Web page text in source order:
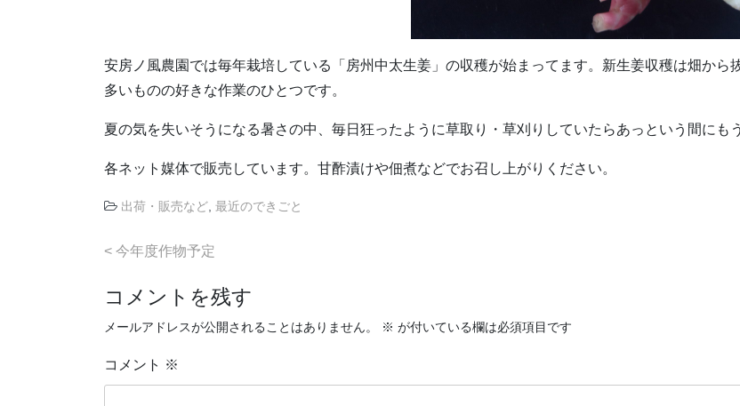
安房ノ風農園では毎年栽培している「房州中太生姜」の収穫が始まってます。新生姜収穫は畑か
多いものの好きな作業のひとつです。
夏の気を失いそうになる暑さの中、毎日狂ったように草取り・草刈りしていたらあっという間にも
各ネット媒体で販売しています。甘酢漬けや佃煮などでお召し上がりください。
出荷・販売など 最近のできごと
投
ナ
ビ
ゲ
ー
今年度作物予定
コメントを残す
メールアドレスが公開されることはありません。 ※ が付いている欄は必須項目です
コメント ※